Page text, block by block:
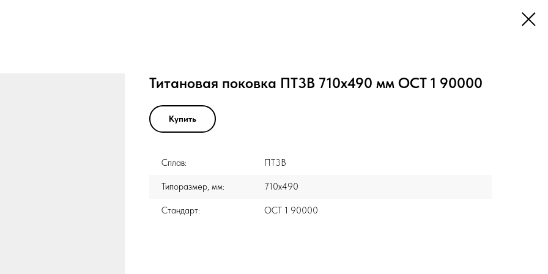
Титановая поковка ПТ3В 710x490 мм ОСТ 1 90000
Купить
Сплав: ПТ3В
Типоразмер, мм: 710x490
Стандарт: ОСТ 1 90000